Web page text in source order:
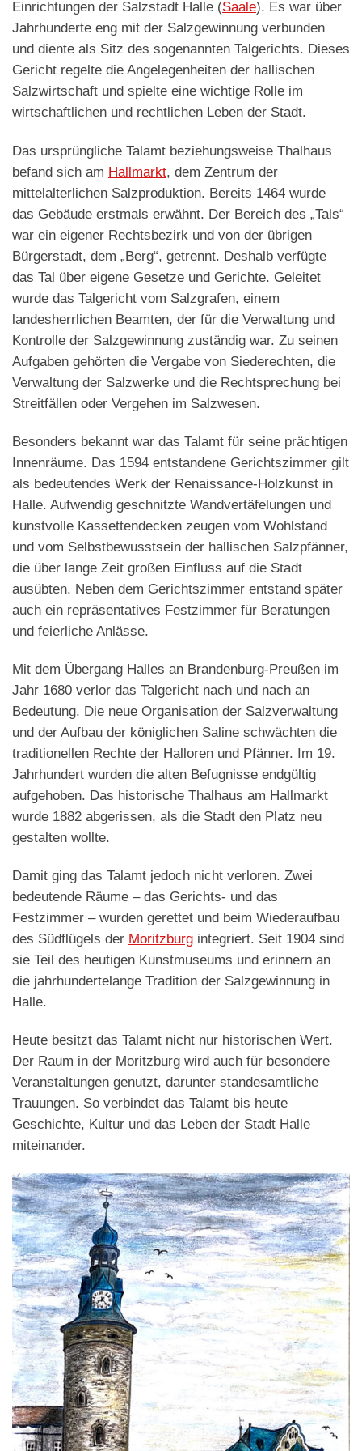
Einrichtungen der Salzstadt Halle (Saale). Es war über
Jahrhunderte eng mit der Salzgewinnung verbunden
und diente als Sitz des sogenannten Talgerichts. Dieses
Gericht regelte die Angelegenheiten der hallischen
Salzwirtschaft und spielte eine wichtige Rolle im
wirtschaftlichen und rechtlichen Leben der Stadt.
Das ursprüngliche Talamt beziehungsweise Thalhaus
befand sich am Hallmarkt, dem Zentrum der
mittelalterlichen Salzproduktion. Bereits 1464 wurde
das Gebäude erstmals erwähnt. Der Bereich des „Tals“
war ein eigener Rechtsbezirk und von der übrigen
Bürgerstadt, dem „Berg“, getrennt. Deshalb verfügte
das Tal über eigene Gesetze und Gerichte. Geleitet
wurde das Talgericht vom Salzgrafen, einem
landesherrlichen Beamten, der für die Verwaltung und
Kontrolle der Salzgewinnung zuständig war. Zu seinen
Aufgaben gehörten die Vergabe von Siederechten, die
Verwaltung der Salzwerke und die Rechtsprechung bei
Streitfällen oder Vergehen im Salzwesen.
Besonders bekannt war das Talamt für seine prächtigen
Innenräume. Das 1594 entstandene Gerichtszimmer gilt
als bedeutendes Werk der Renaissance-Holzkunst in
Halle. Aufwendig geschnitzte Wandvertäfelungen und
kunstvolle Kassettendecken zeugen vom Wohlstand
und vom Selbstbewusstsein der hallischen Salzpfänner,
die über lange Zeit großen Einfluss auf die Stadt
ausübten. Neben dem Gerichtszimmer entstand später
auch ein repräsentatives Festzimmer für Beratungen
und feierliche Anlässe.
Mit dem Übergang Halles an Brandenburg-Preußen im
Jahr 1680 verlor das Talgericht nach und nach an
Bedeutung. Die neue Organisation der Salzverwaltung
und der Aufbau der königlichen Saline schwächten die
traditionellen Rechte der Halloren und Pfänner. Im 19.
Jahrhundert wurden die alten Befugnisse endgültig
aufgehoben. Das historische Thalhaus am Hallmarkt
wurde 1882 abgerissen, als die Stadt den Platz neu
gestalten wollte.
Damit ging das Talamt jedoch nicht verloren. Zwei
bedeutende Räume – das Gerichts- und das
Festzimmer – wurden gerettet und beim Wiederaufbau
des Südflügels der Moritzburg integriert. Seit 1904 sind
sie Teil des heutigen Kunstmuseums und erinnern an
die jahrhundertelange Tradition der Salzgewinnung in
Halle.
Heute besitzt das Talamt nicht nur historischen Wert.
Der Raum in der Moritzburg wird auch für besondere
Veranstaltungen genutzt, darunter standesamtliche
Trauungen. So verbindet das Talamt bis heute
Geschichte, Kultur und das Leben der Stadt Halle
miteinander.